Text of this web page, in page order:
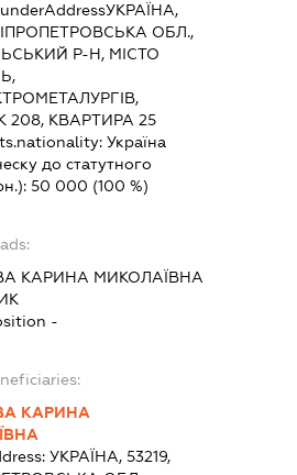
УКРАЇНА,
ОБЛ.,
Р-Н, МІСТО
208, КВАРТИРА 25
Україна
до статутного
50 000 (100 %)
КАРИНА МИКОЛАЇВНА
-
КАРИНА
УКРАЇНА, 53219,